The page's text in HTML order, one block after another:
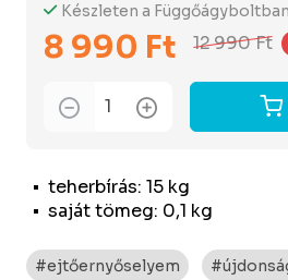
teherbírás: 15 kg
saját tömeg: 0,1 kg
Készleten a Függőágyboltban
8 990 Ft 12 990 Ft
#ejtőernyőselyem